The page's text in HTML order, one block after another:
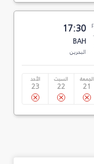
17:30
BAH
البحرين
الجمعة
21
السبت
22
الأحد
23